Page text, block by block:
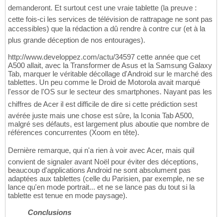
demanderont. Et surtout cest une vraie tablette (la preuve :
cette fois-ci les services de télévision de rattrapage ne sont pas
accessibles) que la rédaction a dû rendre à contre cur (et à la
plus grande déception de nos entourages).
http://www.developpez.com/actu/34597 cette année que cet
A500 allait, avec la Transformer de Asus et la Samsung Galaxy
Tab, marquer le véritable décollage d'Android sur le marché des
tablettes. Un peu comme le Droid de Motorola avait marqué
l'essor de l'OS sur le secteur des smartphones. Nayant pas les
chiffres de Acer il est difficile de dire si cette prédiction sest
avérée juste mais une chose est sûre, la Iconia Tab A500,
malgré ses défauts, est largement plus aboutie que nombre de
références concurrentes (Xoom en tête).
Dernière remarque, qui n'a rien à voir avec Acer, mais quil
convient de signaler avant Noël pour éviter des déceptions,
beaucoup d'applications Android ne sont absolument pas
adaptées aux tablettes (celle du Parisien, par exemple, ne se
lance qu'en mode portrait... et ne se lance pas du tout si la
tablette est tenue en mode paysage).
Conclusions